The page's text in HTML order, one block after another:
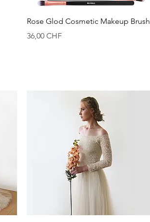
Vista rápida
Rose Glod Cosmetic Makeup Brush
Precio
36,00 CHF